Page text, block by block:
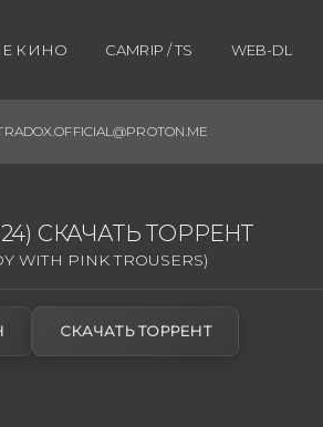
КИНО CAMRIP / TS WEB-DL
СКАЧАТЬ ТОРРЕНТ
WITH PINK TROUSERS)
СКАЧАТЬ ТОРРЕНТ